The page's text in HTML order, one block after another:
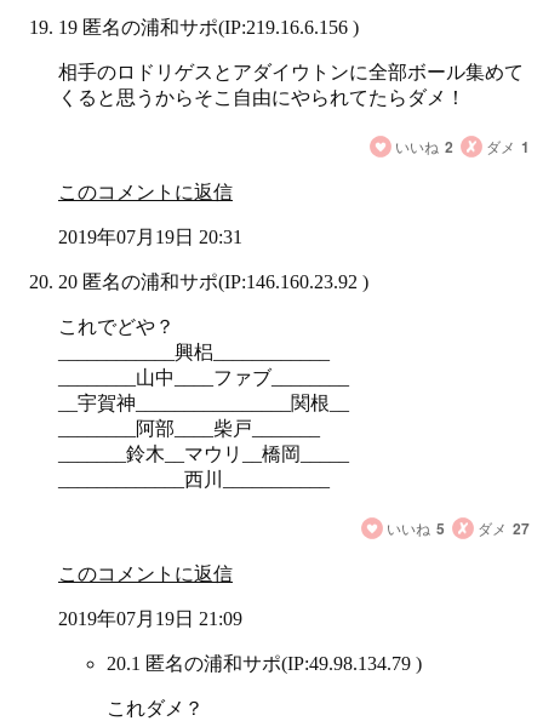
19 匿名の浦和サポ(IP:219.16.6.156 )
相手のロドリゲスとアダイウトンに全部ボール集めて
くると思うからそこ自由にやられてたらダメ！
いいね 2 ダメ 1
このコメントに返信
2019年07月19日 20:31
20 匿名の浦和サポ(IP:146.160.23.92 )
これでどや？
____________興梠____________
________山中____ファブ________
__宇賀神________________関根__
________阿部____柴戸_______
_______鈴木__マウリ__橋岡_____
_____________西川___________
いいね 5 ダメ 27
このコメントに返信
2019年07月19日 21:09
20.1 匿名の浦和サポ(IP:49.98.134.79 )
これダメ？